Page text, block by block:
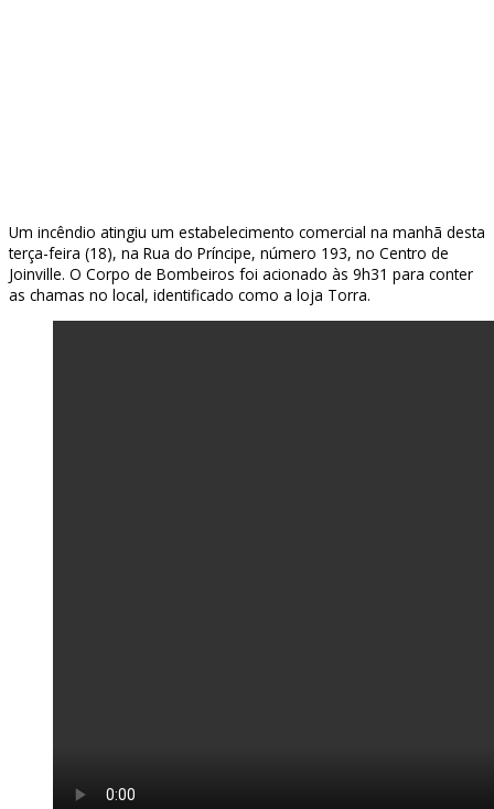
Um incêndio atingiu um estabelecimento comercial na manhã desta
terça-feira (18), na Rua do Príncipe, número 193, no Centro de
Joinville. O Corpo de Bombeiros foi acionado às 9h31 para conter
as chamas no local, identificado como a loja Torra.